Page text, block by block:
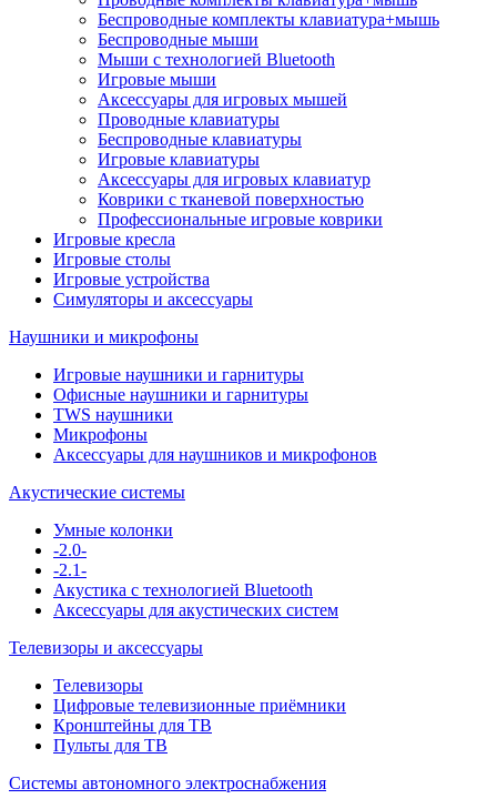
Беспроводные комплекты клавиатура+мышь
Беспроводные мыши
Мыши с технологией Bluetooth
Игровые мыши
Аксессуары для игровых мышей
Проводные клавиатуры
Беспроводные клавиатуры
Игровые клавиатуры
Аксессуары для игровых клавиатур
Коврики с тканевой поверхностью
Профессиональные игровые коврики
Игровые кресла
Игровые столы
Игровые устройства
Симуляторы и аксессуары
Наушники и микрофоны
Игровые наушники и гарнитуры
Офисные наушники и гарнитуры
TWS наушники
Микрофоны
Аксессуары для наушников и микрофонов
Акустические системы
Умные колонки
-2.0-
-2.1-
Акустика с технологией Bluetooth
Аксессуары для акустических систем
Телевизоры и аксессуары
Телевизоры
Цифровые телевизионные приёмники
Кронштейны для ТВ
Пульты для ТВ
Системы автономного электроснабжения